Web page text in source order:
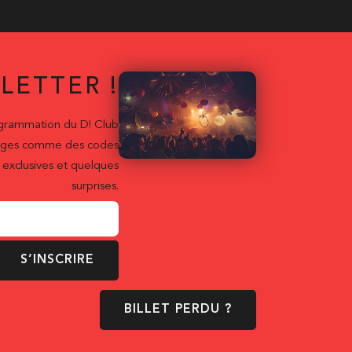
!
du D! Club
comme des codes
et quelques
surprises.
S’INSCRIRE
BILLET PERDU ?